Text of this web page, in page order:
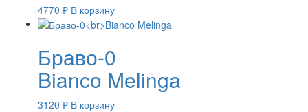
4770 ₽ В корзину
Браво-0
Bianco Melinga
3120 ₽ В корзину